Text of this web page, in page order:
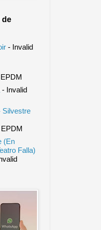
de
- Invalid
- Invalid
Silvestre
(En
Falla)